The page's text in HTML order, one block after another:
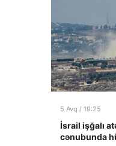
5 Avq / 19:25
İsrail işğalı
cənubunda